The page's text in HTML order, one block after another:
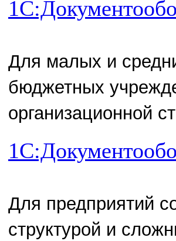
Для малых и
бюджетных
организационной
Для предприятий
структурой и